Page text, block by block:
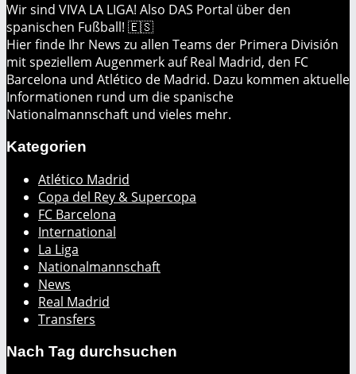
Wir sind VIVA LA LIGA! Also DAS Portal über den
spanischen Fußball! 🇪🇸
Hier finde Ihr News zu allen Teams der Primera División
mit speziellem Augenmerk auf Real Madrid, den FC
Barcelona und Atlético de Madrid. Dazu kommen aktuelle
Informationen rund um die spanische
Nationalmannschaft und vieles mehr.
Kategorien
Atlético Madrid
Copa del Rey & Supercopa
FC Barcelona
International
La Liga
Nationalmannschaft
News
Real Madrid
Transfers
Nach Tag durchsuchen